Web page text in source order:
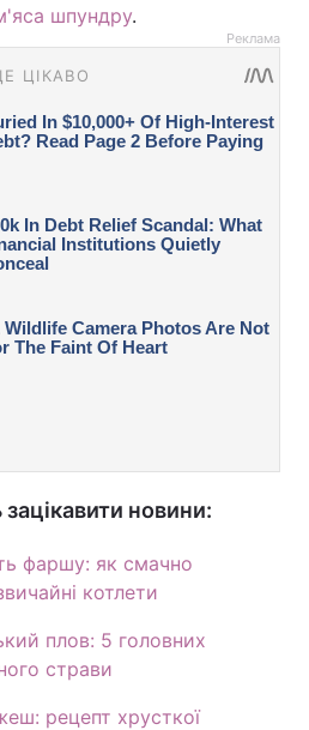
шпундру.
Реклама
новини:
фаршу: як смачно
котлети
плов: 5 головних
страви
рецепт хрусткої